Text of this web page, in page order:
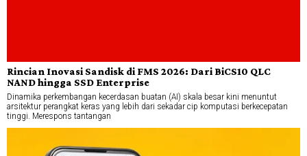
Rincian Inovasi Sandisk di FMS 2026: Dari BiCS10 QLC
NAND hingga SSD Enterprise
Dinamika perkembangan kecerdasan buatan (AI) skala besar kini menuntut
arsitektur perangkat keras yang lebih dari sekadar cip komputasi berkecepatan
tinggi. Merespons tantangan